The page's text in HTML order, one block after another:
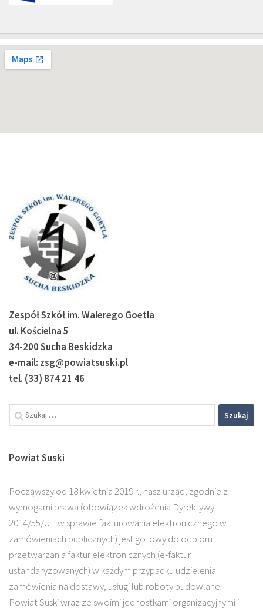
Zespół Szkół im. Walerego Goetla
ul. Kościelna 5
34-200 Sucha Beskidzka
e-mail: zsg@powiatsuski.pl
tel. (33) 874 21 46
Powiat Suski
Począwszy od 18 kwietnia 2019 r., nasz urząd, zgodnie z
wymogami prawa (obowiązek wdrożenia Dyrektywy
2014/55/UE w sprawie fakturowania elektronicznego w
zamówieniach publicznych) jest gotowy do odbioru i
przetwarzania faktur elektronicznych (e-faktur
ustandaryzowanych) w każdym przypadku udzielenia
zamówienia na dostawy, usługi lub roboty budowlane.
Powiat Suski wraz ze swoimi jednostkami organizacyjnymi i